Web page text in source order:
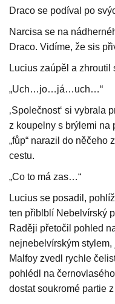
Draco se podíval po
Narcisa se na
Draco. Vidíme, že sis
Lucius zaúpěl a zhroutil
„Uch…jo…já…uch…“
‚Společnost‘ si vybrala
z koupelny s brýlemi na
„fůp“ narazil do něčeho
cestu.
„Co to má zas…“
Lucius se posadil,
ten přiblblí Nebelvírský
Raději přetočil pohled
nejnebelvírským
Malfoy zvedl rychle
pohlédl na
dostat soukromé partie